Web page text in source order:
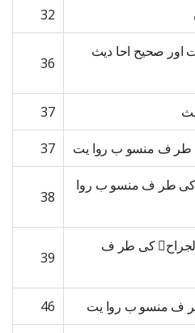
32
اور صحیح احا دیث
36
37
طر ف منسو ب روا یت 37
طر ف منسو ب روا
38
کی طر ف
39
ف منسو ب روا یت 46